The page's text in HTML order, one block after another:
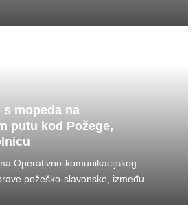
s mopeda na
putu kod Požege,
Operativno-komunikacijskog
požeško-slavonske, između...